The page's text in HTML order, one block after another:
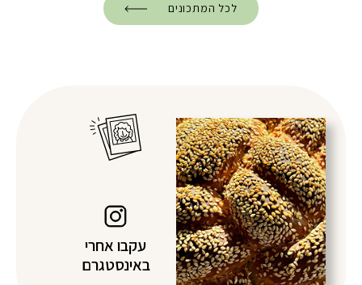
לכל המתכונים
עקבו אחרי
באינסטגרם